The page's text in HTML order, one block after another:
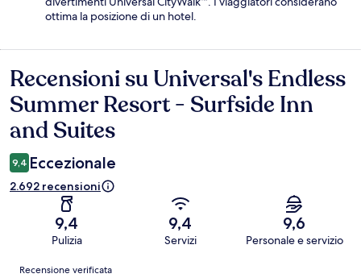
ottima la posizione di un hotel.
Recensioni
Recensioni su Universal's Endless
Summer Resort - Surfside Inn
and Suites
9,4 Eccezionale
2.692 recensioni
9,4
Pulizia
9,4
Servizi
9,6
Personale e servizio
Recensioni
Recensione verificata